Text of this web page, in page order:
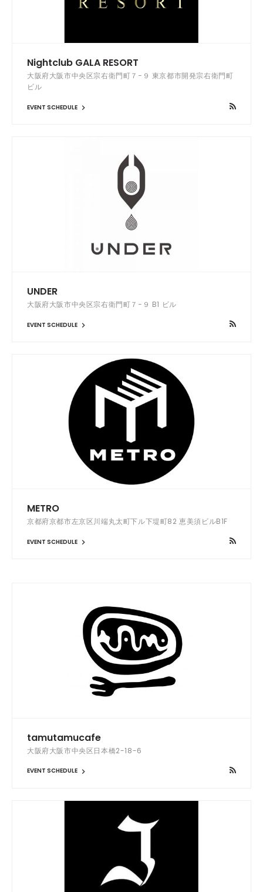
Nightclub GALA RESORT
大阪府大阪市中央区宗右衛門町７−９ 東京都市開発宗右衛門町
ビル
EVENT SCHEDULE
UNDER
大阪府大阪市中央区宗右衛門町７−９ B1 ビル
EVENT SCHEDULE
METRO
京都府京都市左京区川端丸太町下ル下堤町82 恵美須ビルB1F
EVENT SCHEDULE
tamutamucafe
大阪府大阪市中央区日本橋2-18-6
EVENT SCHEDULE